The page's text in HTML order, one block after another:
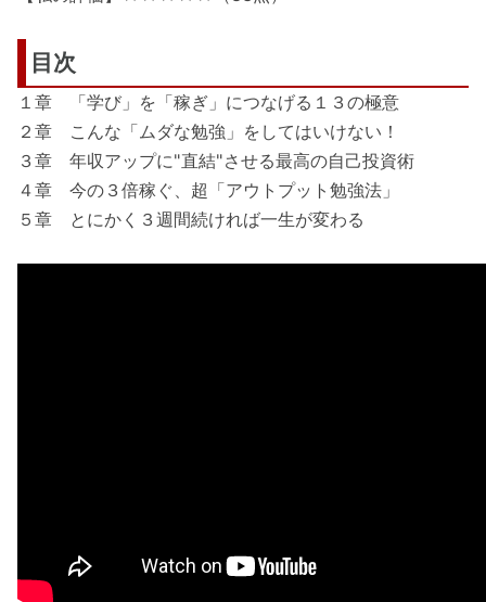
目次
１章 「学び」を「稼ぎ」につなげる１３の極意
２章 こんな「ムダな勉強」をしてはいけない！
３章 年収アップに"直結"させる最高の自己投資術
４章 今の３倍稼ぐ、超「アウトプット勉強法」
５章 とにかく３週間続ければ一生が変わる